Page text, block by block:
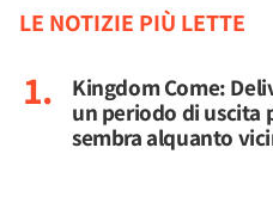
LE NOTIZIE PIÙ LETTE
Kingdom Come:
un periodo di uscita
sembra alquanto